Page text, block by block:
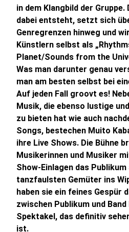
in dem Klangbild der Gruppe.
dabei entsteht, setzt sich
Genregrenzen hinweg und
Künstlern selbst als
Planet/Sounds from the
Was man darunter genau
man am besten selbst bei
Auf jeden Fall groovt es!
Musik, die ebenso lustige
zu bieten hat wie auch
Songs, bestechen Muito
ihre Live Shows. Die Bühne
Musikerinnen und Musiker
Show-Einlagen das
tanzfaulsten Gemüter ins
haben sie ein feines Gespür
zwischen Publikum und
Spektakel, das definitiv
ist.